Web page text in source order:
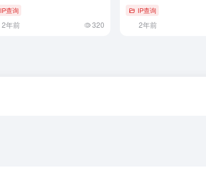
IP查询
2年前 320
IP查询
2年前